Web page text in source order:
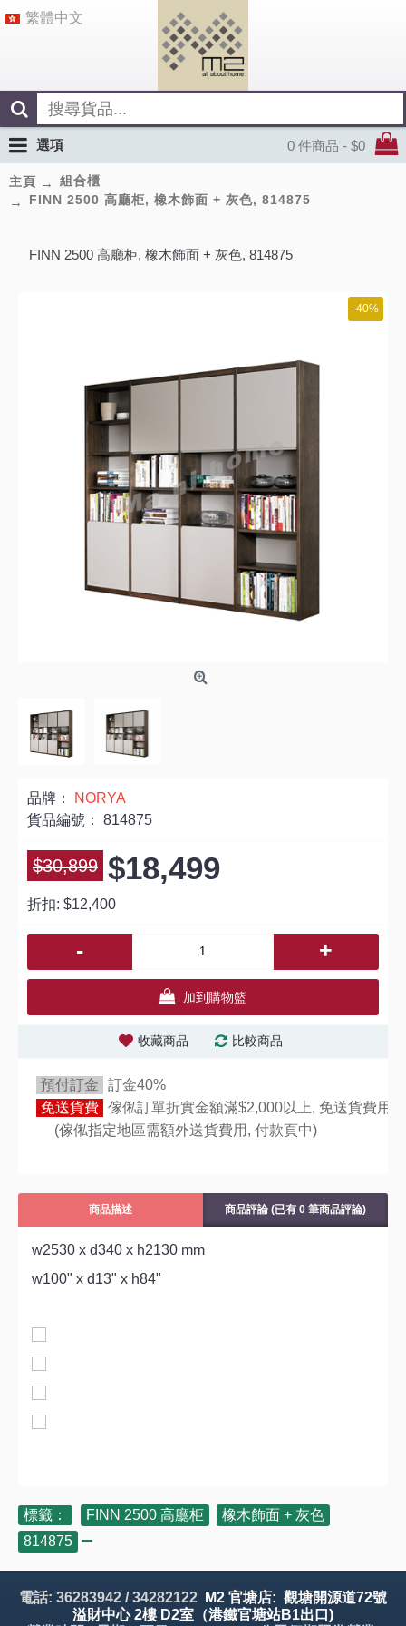
繁體中文
0 件商品 - $0
選項
主頁
組合櫃
FINN 2500 高廳柜, 橡木飾面 + 灰色, 814875
FINN 2500 高廳柜, 橡木飾面 + 灰色, 814875
-40%
品牌：
NORYA
貨品編號： 814875
$30,899 $18,499
折扣: $12,400
- +
加到購物籃
收藏商品 比較商品
預付訂金
訂金40%
免送貨費 傢俬訂單折實金額滿$2,000以上, 免送貨費用,
(傢俬指定地區需額外送貨費用, 付款頁中)
商品描述 商品評論 (已有 0 筆商品評論)
w2530 x d340 x h2130 mm
w100" x d13" x h84"
標籤： FINN 2500 高廳柜 橡木飾面 + 灰色
814875
電話: 36283942 / 34282122
M2 官塘店: 觀塘開源道72號
溢財中心 2樓 D2室（港鐵官塘站B1出口)